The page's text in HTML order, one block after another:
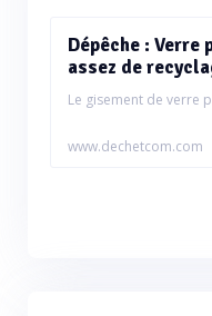
Dépêche : Verre
assez de
Le gisement de verre
www.dechetcom.com